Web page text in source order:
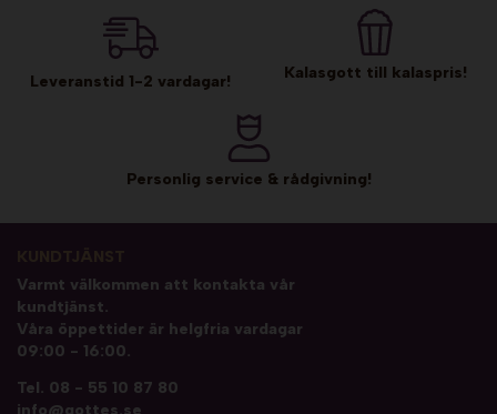
Leveranstid 1-2 vardagar! Kalasgott till kalaspris!
Personlig service & rådgivning!
Varmt välkommen att kontakta vår
kundtjänst.
Våra öppettider är helgfria vardagar
09:00 - 16:00.
Tel. 08 - 55 10 87 80
info@gottes.se